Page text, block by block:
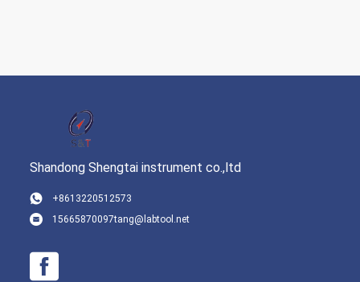
Shandong Shengtai instrument co.,ltd
+8613220512573
15665870097tang@labtool.net